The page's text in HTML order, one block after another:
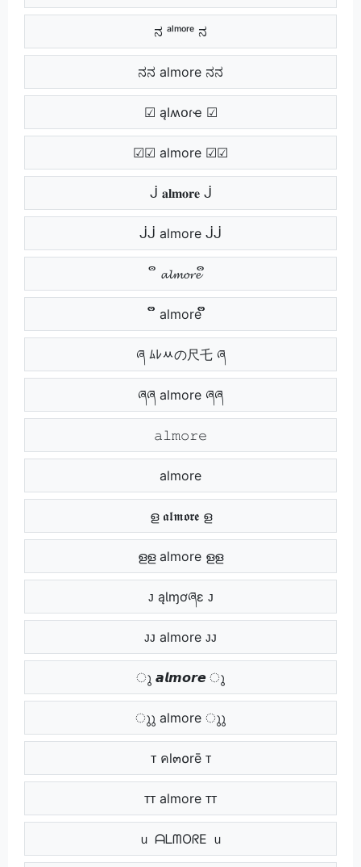
ನ ᵃˡᵐᵒʳᵉ ನ
ನನ almore ನನ
☑ ąӀʍօɾҽ ☑
☑☑ almore ☑☑
ᒎ 𝐚𝐥𝐦𝐨𝐫𝐞 ᒎ
ᒎᒎ almore ᒎᒎ
ຶ 𝓪𝓵𝓶𝓸𝓻𝓮 ຶ
ຶຶ almore ຶຶ
ཞ ﾑﾚﾶの尺乇 ཞ
ཞཞ almore ཞཞ
𝚊𝚕𝚖𝚘𝚛𝚎
almore
ള 𝖆𝖑𝖒𝖔𝖗𝖊 ള
ളള almore ളള
ᴊ ąƖɱơཞɛ ᴊ
ᴊᴊ almore ᴊᴊ
ു 𝙖𝙡𝙢𝙤𝙧𝙚 ു
ുു almore ുു
ᴛ คl๓໐rē ᴛ
ᴛᴛ almore ᴛᴛ
ｕ ᗩᒪᗰOᖇE ｕ